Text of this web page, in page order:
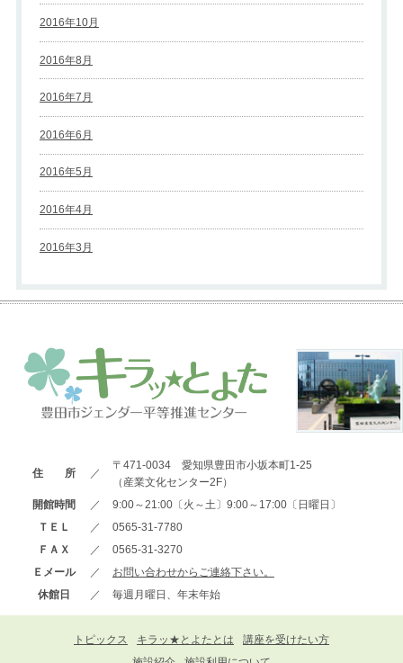
2016年10月
2016年8月
2016年7月
2016年6月
2016年5月
2016年4月
2016年3月
住 所 ／
〒471-0034 愛知県豊田市小坂本町1-25
（産業文化センター2F）
開館時間
／
9:00～21:00〔火～土〕9:00～17:00〔日曜日〕
ＴＥＬ
／
0565-31-7780
ＦＡＸ
／
0565-31-3270
Ｅメール
／
お問い合わせからご連絡下さい。
休館日
／ 毎週月曜日、年末年始
トピックス キラッ★とよたとは
講座を受けたい方